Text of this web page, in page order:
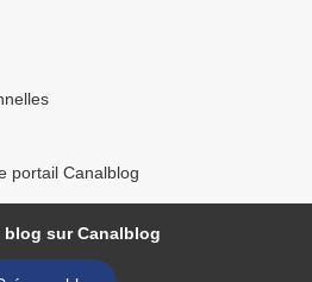
portail Canalblog
blog sur Canalblog